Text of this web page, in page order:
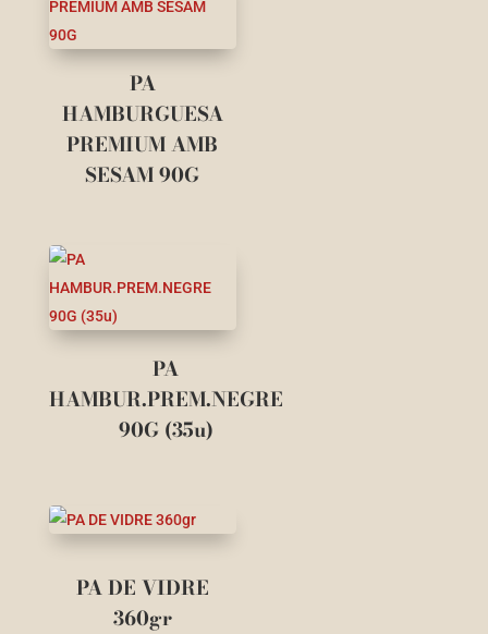
PA
HAMBURGUESA
PREMIUM AMB
SESAM 90G
PA
HAMBUR.PREM.NEGRE
90G (35u)
PA DE VIDRE
360gr